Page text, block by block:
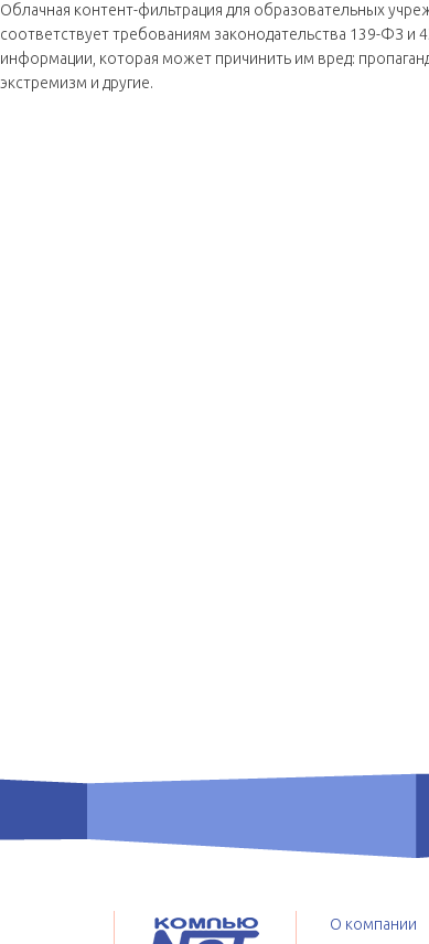
Облачная контент-фильтрация для образовательных
соответствует требованиям законодательства 139-ФЗ и
информации, которая может причинить им вред:
экстремизм и другие.
О компании